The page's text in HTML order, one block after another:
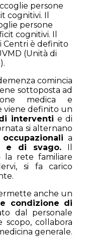
persone
cognitivi. Il
persone
cognitivi. Il
Centri è definito
(Unità di
comincia
sottoposta ad
medica e
viene definito un
di interventie di
si alternano
a
e di svago. Il
la rete familiare
si fa carico
anche un
condizione di
dal personale
scopo, collabora
generale.